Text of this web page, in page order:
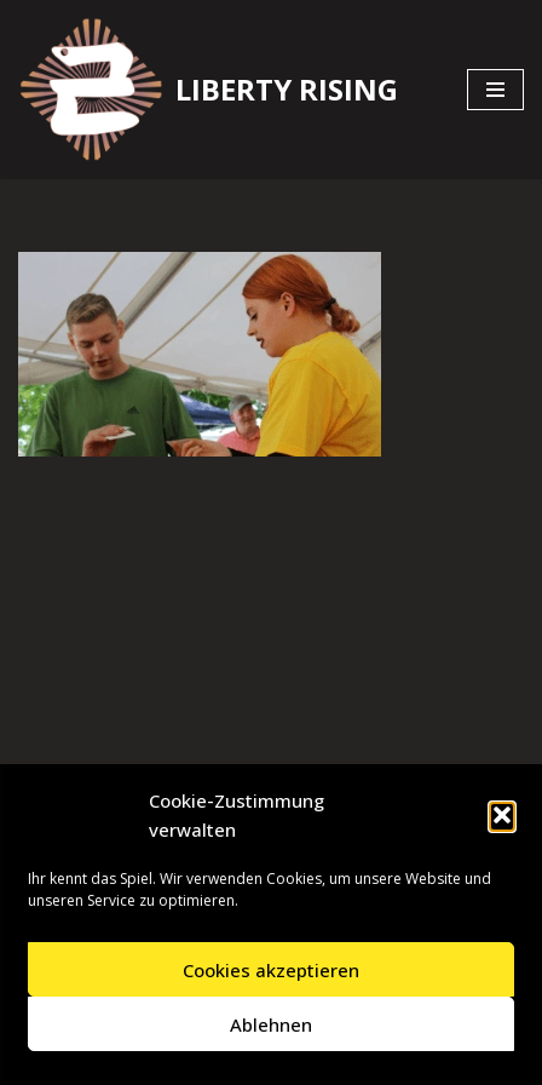
Cookie-Zustimmung
verwalten
Ihr kennt das Spiel. Wir verwenden Cookies, um unsere Website und
unseren Service zu optimieren.
Cookies akzeptieren
Ablehnen
Zum
Inhalt
springen
LIBERTY RISING
| Präsentiert vonWordPress
Presseinformationen